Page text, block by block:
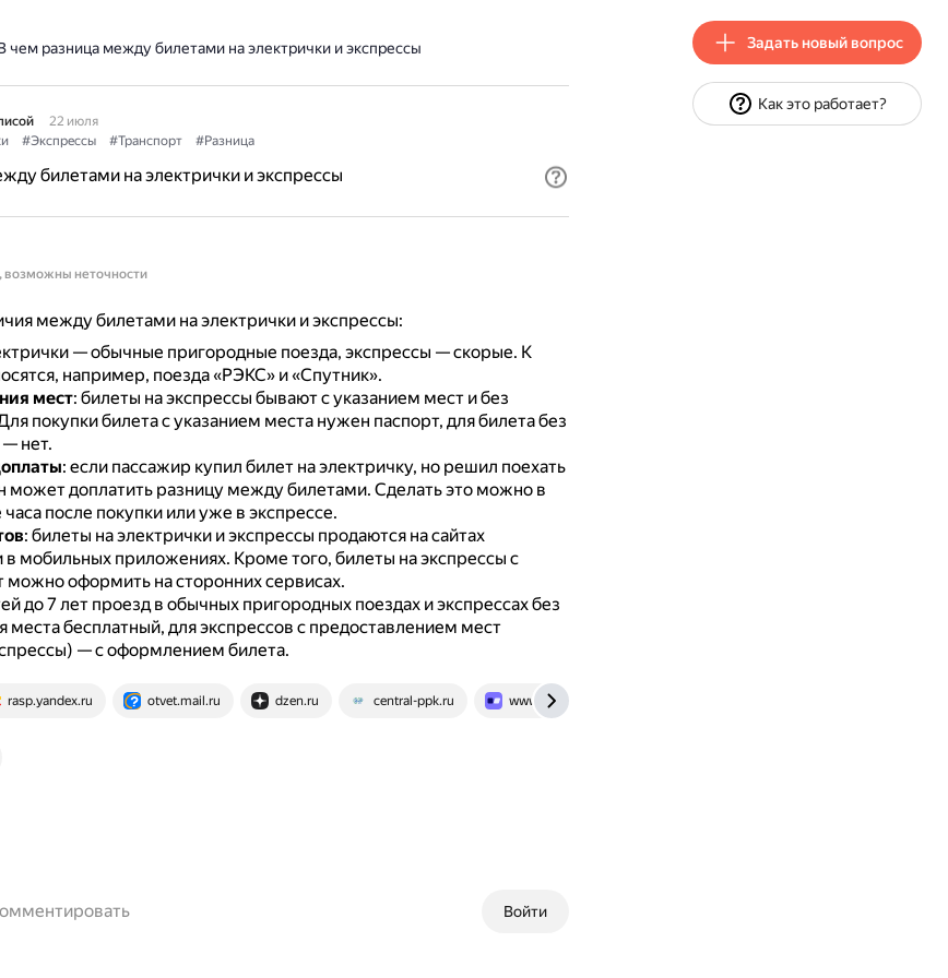
чем разница между билетами на электрички и экспрессы
22 июля
#Экспрессы #Транспорт #Разница
билетами на электрички и экспрессы
возможны неточности
между билетами на электрички и экспрессы:
— обычные пригородные поезда, экспрессы — скорые. К
например, поезда «РЭКС» и «Спутник».
мест: билеты на экспрессы бывают с указанием мест и без
покупки билета с указанием места нужен паспорт, для билета без
— нет.
: если пассажир купил билет на электричку, но решил поехать
может доплатить разницу между билетами. Сделать это можно в
часа после покупки или уже в экспрессе.
: билеты на электрички и экспрессы продаются на сайтах
в мобильных приложениях. Кроме того, билеты на экспрессы с
можно оформить на сторонних сервисах.
до 7 лет проезд в обычных пригородных поездах и экспрессах без
места бесплатный, для экспрессов с предоставлением мест
— с оформлением билета.
rasp.yandex.ru otvet.mail.ru dzen.ru central-ppk.ru www.tutu.ru
Войти
Задать новый вопрос
Как это работает?